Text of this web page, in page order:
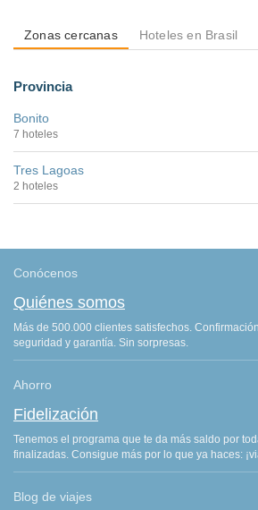
Zonas cercanas Hoteles en Brasil
Provincia
Bonito
7 hoteles
Tres Lagoas
2 hoteles
Conócenos
Quiénes somos
Más de 500.000 clientes satisfechos.
seguridad y garantía. Sin sorpresas.
Ahorro
Fidelización
Tenemos el programa que te da más saldo por
finalizadas. Consigue más por lo que ya haces:
Blog de viajes